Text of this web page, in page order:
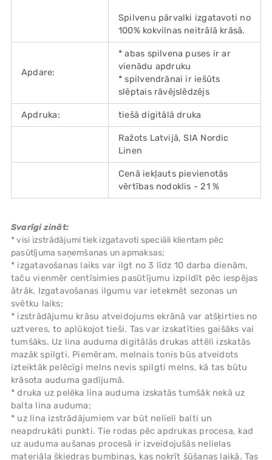
Spilvenu pārvalki izgatavoti no
100% kokvilnas neitrālā krāsā.
Apdare:
* abas spilvena puses ir ar
vienādu apdruku
* spilvendrānai ir iešūts
slēptais rāvējslēdzējs
Apdruka: tiešā digitālā druka
Ražots Latvijā, SIA Nordic
Linen
Cenā iekļauts pievienotās
vērtības nodoklis - 21 %
Svarīgi zināt:
* visi izstrādājumi tiek izgatavoti speciāli klientam pēc
pasūtījuma saņemšanas un apmaksas;
* izgatavošanas laiks var ilgt no 3 līdz 10 darba dienām,
taču vienmēr centīsimies pasūtījumu izpildīt pēc iespējas
ātrāk. Izgatavošanas ilgumu var ietekmēt sezonas un
svētku laiks;
* izstrādājumu krāsu atveidojums ekrānā var atšķirties no
uztveres, to aplūkojot tieši. Tas var izskatīties gaišāks vai
tumšāks. Uz lina auduma digitālās drukas attēli izskatās
mazāk spilgti. Piemēram, melnais tonis būs atveidots
izteiktāk pelēcīgi melns nevis spilgti melns, kā tas būtu
krāsota auduma gadījumā.
* druka uz pelēka lina auduma izskatās tumšāk nekā uz
balta lina auduma;
* uz lina izstrādājumiem var būt nelieli balti un
neapdrukāti punkti. Tie rodas pēc apdrukas procesa, kad
uz auduma aušanas procesā ir izveidojušās nelielas
materiāla šķiedras bumbiņas, kas nokrīt šūšanas laikā. Tas